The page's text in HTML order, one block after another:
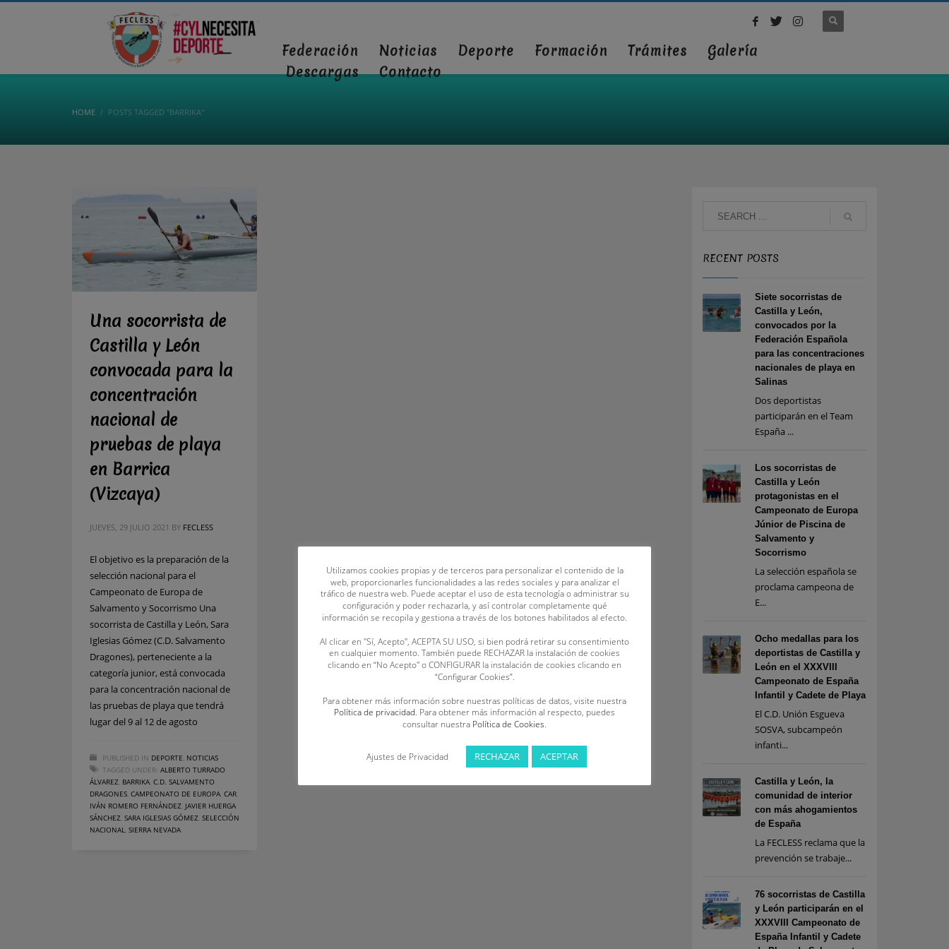
Federación Noticias Deporte Formación Trámites
Galería
Descargas
Contacto
HOME POSTS TAGGED "BARRIKA"
Una socorrista de
Castilla y León
convocada para la
concentración
nacional de
pruebas de playa
en Barrica
(Vizcaya)
JUEVES, 29 JULIO 2021 BY FECLESS
El objetivo es la preparación de la
selección nacional para el
Campeonato de Europa de
Salvamento y Socorrismo Una
socorrista de Castilla y León, Sara
Iglesias Gómez (C.D. Salvamento
Dragones), perteneciente a la
categoría junior, está convocada
para la concentración nacional de
las pruebas de playa que tendrá
lugar del 9 al 12 de agosto
PUBLISHED IN DEPORTE, NOTICIAS
TAGGED UNDER: ALBERTO TURRADO
ÁLVAREZ, BARRIKA, C.D. SALVAMENTO
DRAGONES, CAMPEONATO DE EUROPA, CAR,
IVÁN ROMERO FERNÁNDEZ, JAVIER HUERGA
SÁNCHEZ, SARA IGLESIAS GÓMEZ, SELECCIÓN
NACIONAL, SIERRA NEVADA
RECENT POSTS
Siete socorristas de
Castilla y León,
convocados por la
Federación Española
para las concentraciones
nacionales de playa en
Salinas
Dos deportistas
participarán en el Team
España ...
Los socorristas de
Castilla y León
protagonistas en el
Campeonato de Europa
Júnior de Piscina de
Salvamento y
Socorrismo
La selección española se
proclama campeona de
E...
Ocho medallas para los
deportistas de Castilla y
León en el XXXVIII
Campeonato de España
Infantil y Cadete de Playa
El C.D. Unión Esgueva
SOSVA, subcampeón
infanti...
Castilla y León, la
comunidad de interior
con más ahogamientos
de España
La FECLESS reclama que la
prevención se trabaje...
76 socorristas de Castilla
y León participarán en el
XXXVIII Campeonato de
España Infantil y Cadete
Utilizamos cookies propias y de terceros para personalizar el contenido de la
web, proporcionarles funcionalidades a las redes sociales y para analizar el
tráfico de nuestra web. Puede aceptar el uso de esta tecnología o administrar su
configuración y poder rechazarla, y así controlar completamente qué
información se recopila y gestiona a través de los botones habilitados al efecto.
Al clicar en "Sí, Acepto", ACEPTA SU USO, si bien podrá retirar su consentimiento
en cualquier momento. También puede RECHAZAR la instalación de cookies
clicando en “No Acepto" o CONFIGURAR la instalación de cookies clicando en
“Configurar Cookies”.
Para obtener más información sobre nuestras políticas de datos, visite nuestra
Política de privacidad. Para obtener más información al respecto, puedes
consultar nuestra Política de Cookies.
Ajustes de Privacidad RECHAZAR ACEPTAR